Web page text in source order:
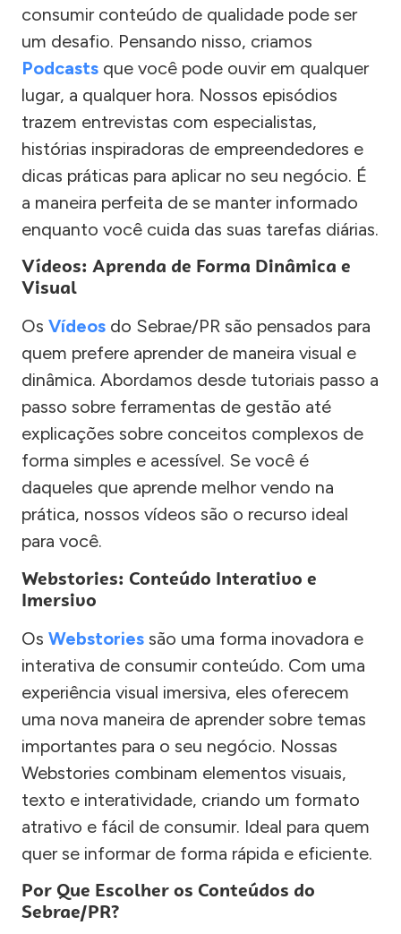
consumir conteúdo de qualidade pode ser
um desafio. Pensando nisso, criamos
Podcasts que você pode ouvir em qualquer
lugar, a qualquer hora. Nossos episódios
trazem entrevistas com especialistas,
histórias inspiradoras de empreendedores e
dicas práticas para aplicar no seu negócio. É
a maneira perfeita de se manter informado
enquanto você cuida das suas tarefas diárias.
Vídeos: Aprenda de Forma Dinâmica e
Visual
Os Vídeos do Sebrae/PR são pensados para
quem prefere aprender de maneira visual e
dinâmica. Abordamos desde tutoriais passo a
passo sobre ferramentas de gestão até
explicações sobre conceitos complexos de
forma simples e acessível. Se você é
daqueles que aprende melhor vendo na
prática, nossos vídeos são o recurso ideal
para você.
Webstories: Conteúdo Interativo e
Imersivo
Os Webstories são uma forma inovadora e
interativa de consumir conteúdo. Com uma
experiência visual imersiva, eles oferecem
uma nova maneira de aprender sobre temas
importantes para o seu negócio. Nossas
Webstories combinam elementos visuais,
texto e interatividade, criando um formato
atrativo e fácil de consumir. Ideal para quem
quer se informar de forma rápida e eficiente.
Por Que Escolher os Conteúdos do
Sebrae/PR?